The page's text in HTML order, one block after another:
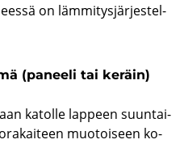
on läm­mi­tys­jär­jes­tel­
(pa­nee­li tai ke­räin)
ka­tol­le lap­peen suun­tai­
muo­toi­seen ko­